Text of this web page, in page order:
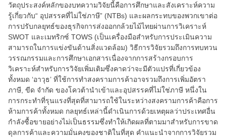
วัตถุประสงค์หลักของบทความวิจัยนี้คือการศึกษาและสังเคราะห์ความ
รู้เกี่ยวกับ“ อุปสรรคที่ไม่ใช่ภาษี” (NTBs) และผลกระทบของพวกเขาต่อ
การปรับกลยุทธ์ของธุรกิจการส่งออกกล้วยไม้ไทยผ่านการวิเคราะห์
SWOT และเมทริกซ์ TOWS (เป็นเครื่องมือสำหรับการประเมินความ
สามารถในการแข่งขันด้านสิ่งแวดล้อม) วิธีการวิจัยรวมถึงการทบทวน
วรรณกรรมและการศึกษาเอกสารเนื่องจากการสร้างกรอบการ
วิเคราะห์สำหรับการวิจัยเพิ่มเติมซึ่งคาดว่าจะมีตัวแปรที่เกี่ยวข้อง
ทั้งหมด ‘อาวุธ’ ที่ใช้การทำสงครามการค้าอาจรวมถึงการเพิ่มอัตรา
ภาษี, ขีด จำกัด ของโควต้านำเข้าและอุปสรรคที่ไม่ใช่ภาษี หนึ่งใน
การกระทำที่รุนแรงที่สุดที่สามารถใช้ในระหว่างสงครามการค้าคือการ
ห้ามการค้าทั้งหมด กลยุทธ์เหล่านี้ดำเนินการด้วยเหตุผลว่าประเทศอื่น
กำลังซื้อขายอย่างไม่เป็นธรรมซึ่งทำให้เกิดผลที่ตามมาสำหรับการขาด
ดุลการค้าและความมั่นคงของชาติในที่สุด คำแนะนำจากการวิจัยรวม